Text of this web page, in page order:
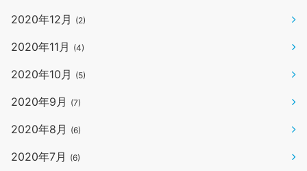
2020年12月 (2)
2020年11月 (4)
2020年10月 (5)
2020年9月 (7)
2020年8月 (6)
2020年7月 (6)